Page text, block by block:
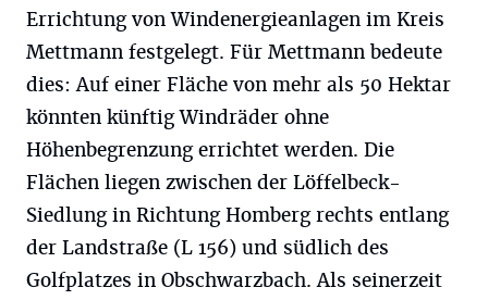
Errichtung von Windenergieanlagen im Kreis
Mettmann festgelegt. Für Mettmann bedeute
dies: Auf einer Fläche von mehr als 50 Hektar
könnten künftig Windräder ohne
Höhenbegrenzung errichtet werden. Die
Flächen liegen zwischen der Löffelbeck-
Siedlung in Richtung Homberg rechts entlang
der Landstraße (L 156) und südlich des
Golfplatzes in Obschwarzbach. Als seinerzeit